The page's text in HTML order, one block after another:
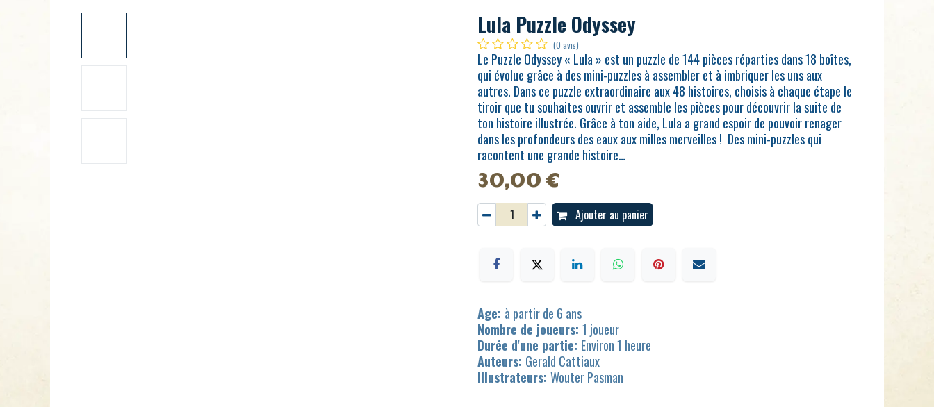
Lula Puzzle Odyssey
(0 avis)
Le Puzzle Odyssey « Lula » est un puzzle de 144 pièces réparties dans 18 boîtes,
qui évolue grâce à des mini-puzzles à assembler et à imbriquer les uns aux
autres. Dans ce puzzle extraordinaire aux 48 histoires, choisis à chaque étape le
tiroir que tu souhaites ouvrir et assemble les pièces pour découvrir la suite de
ton histoire illustrée. Grâce à ton aide, Lula a grand espoir de pouvoir renager
dans les profondeurs des eaux aux milles merveilles ! Des mini-puzzles qui
racontent une grande histoire…
30,00€
Ajouter au panier
Age: à partir de 6 ans
Nombre de joueurs: 1 joueur
Durée d'une partie: Environ 1 heure
Auteurs: Gerald Cattiaux
Illustrateurs: Wouter Pasman